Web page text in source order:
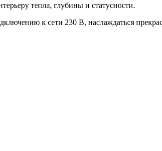
тепла, глубины и статусности.
к сети 230 В, наслаждаться